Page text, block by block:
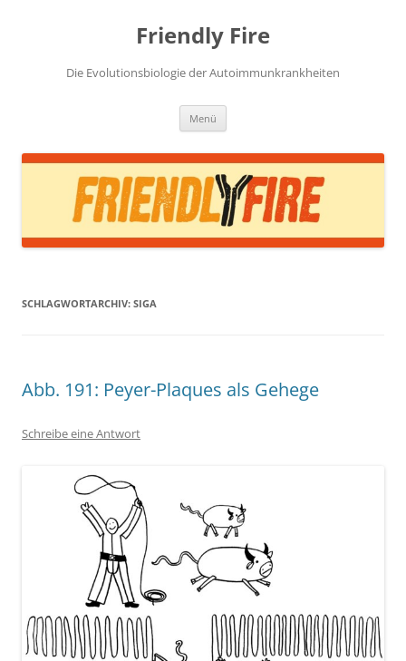
Friendly Fire
Die Evolutionsbiologie der Autoimmunkrankheiten
Menü
SCHLAGWORTARCHIV: SIGA
Abb. 191: Peyer-Plaques als Gehege
Schreibe eine Antwort